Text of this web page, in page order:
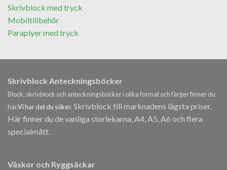
Skrivblock med tryck
Mobiltillbehör
Paraplyer med tryck
Skrivblock Anteckningsböcker
Block, skrivblock och anteckningsböcker i olika format och färger finner du
här.Vi har det du söker. Skrivblock till marknadens lägsta priser.
Här finner du de vanliga storlekarna, A4, A5, A6 och flera
specialmått.
Väskor och Ryggsäckar